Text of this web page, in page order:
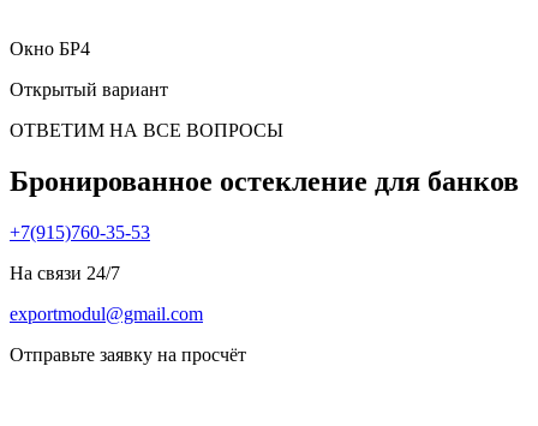
Окно БР4
Открытый вариант
ОТВЕТИМ НА ВСЕ ВОПРОСЫ
Бронированное остекление для банков
+7(915)760-35-53
На связи 24/7
exportmodul@gmail.com
Отправьте заявку на просчёт